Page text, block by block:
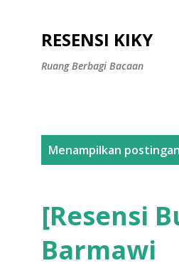
RESENSI KIKY
Ruang Berbagi Bacaan
Menampilkan
[Resensi
Barmawi